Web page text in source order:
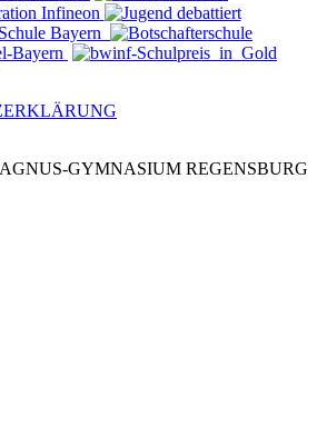
GYMNASIUM REGENSBURG